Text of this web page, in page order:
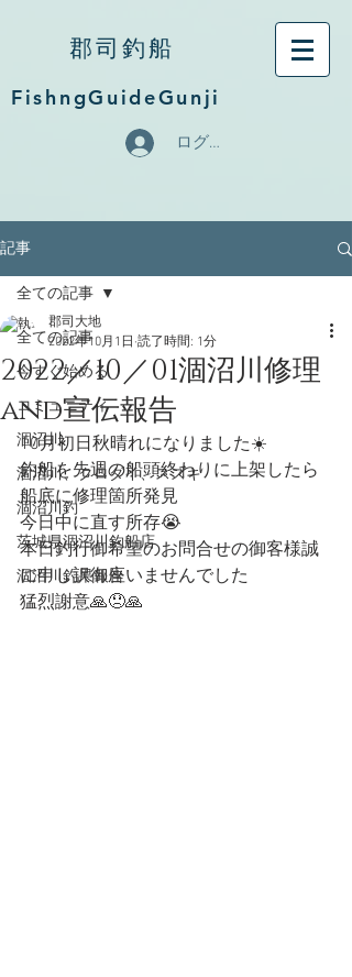
郡司釣船
FishngGuideGunji
ログイン
記事
全ての記事
今すぐ始める
コミュニティ
涸沼川
涸沼川、クロダイ、スズキ
涸沼川釣
茨城県涸沼川釣船店
涸沼川釣果報告
全ての記事
2022／10／01涸沼川修理
and宣伝報告
郡司大地
2022年10月1日 読了時間: 1分
10月初日秋晴れになりました☀️
釣船を先週の船頭終わりに上架したら
船底に修理箇所発見
今日中に直す所存😭
本日釣行御希望のお問合せの御客様誠
に申し訳御座いませんでした
猛烈謝意🙏😞🙏